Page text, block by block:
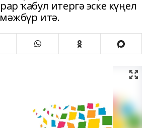
ҡабул итергә эске күңел
итә.